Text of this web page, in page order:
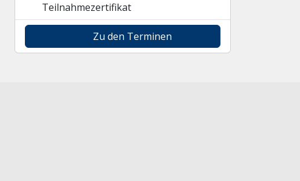
Teilnahmezertifikat
Zu den Terminen